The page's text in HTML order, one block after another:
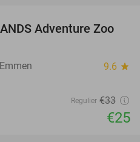
24%
Adventure Zoo
9.6 star
Regulier €33
€25